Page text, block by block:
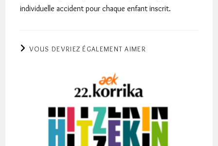
individuelle accident pour chaque enfant inscrit.
VOUS DEVRIEZ ÉGALEMENT AIMER